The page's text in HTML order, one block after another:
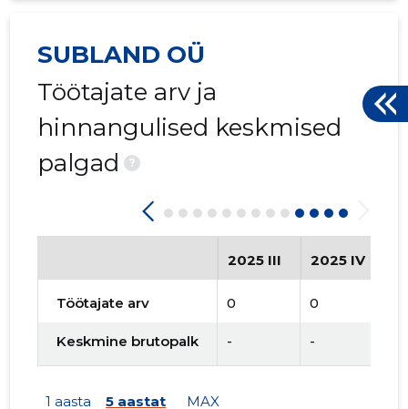
SUBLAND OÜ
Töötajate arv ja
hinnangulised keskmised
palgad
?
2025 III 2025 IV
Töötajate arv 0 0
Keskmine brutopalk - -
1 aasta 5 aastat MAX